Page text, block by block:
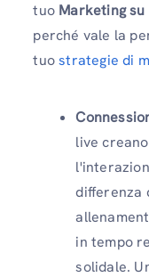
tuo Marketing
perché vale la
tuostrategie di
live
differenza
in tempo
solidale.